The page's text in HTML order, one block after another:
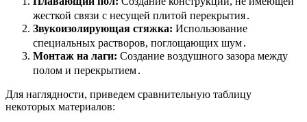
жесткой связи с несущей плитой перекрытия․
Звукоизолирующая стяжка: Использование
специальных растворов, поглощающих шум․
Монтаж на лаги: Создание воздушного зазора между
полом и перекрытием․
Для наглядности, приведем сравнительную таблицу
некоторых материалов: